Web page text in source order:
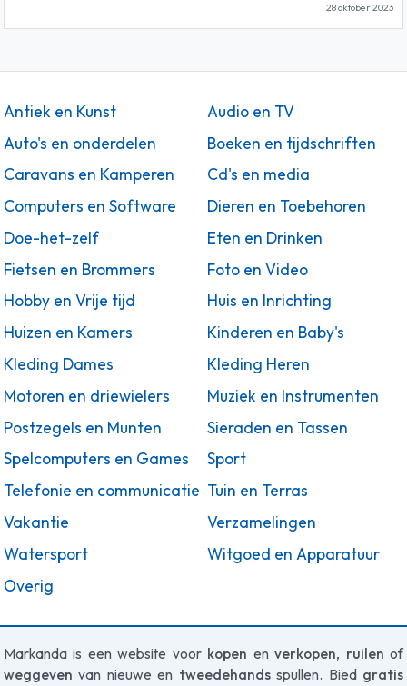
28 oktober 2023
Antiek en Kunst
Audio en TV
Auto's en onderdelen
Boeken en tijdschriften
Caravans en Kamperen
Cd's en media
Computers en Software
Dieren en Toebehoren
Doe-het-zelf
Eten en Drinken
Fietsen en Brommers
Foto en Video
Hobby en Vrije tijd
Huis en Inrichting
Huizen en Kamers
Kinderen en Baby's
Kleding Dames
Kleding Heren
Motoren en driewielers
Muziek en Instrumenten
Postzegels en Munten
Sieraden en Tassen
Spelcomputers en Games
Sport
Telefonie en communicatie Tuin en Terras
Vakantie
Verzamelingen
Watersport
Witgoed en Apparatuur
Overig
Markanda is een website voor kopen enverkopen, ruilen of
weggeven van nieuwe en tweedehandsspullen. Bied gratis